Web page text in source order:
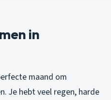
in
maand om
Je hebt veel regen, harde